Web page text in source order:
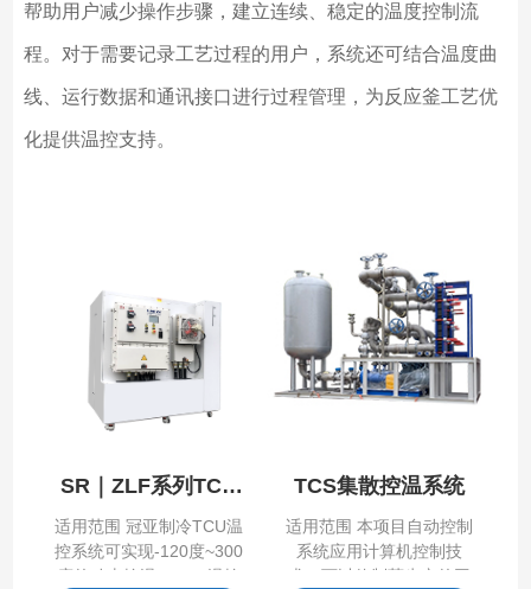
帮助用户减少操作步骤，建立连续、稳定的温度控制流
程。对于需要记录工艺过程的用户，系统还可结合温度曲
线、运行数据和通讯接口进行过程管理，为反应釜工艺优
化提供温控支持。
SR｜ZLF系列TCU
换热控温单元
适用范围 冠亚制冷TCU温
控系统可实现-120度~300
度的动态控温，TCU温控
TCS集散控温系统
适用范围 本项目自动控制
系统应用计算机控制技
术，可以使制药生产的工